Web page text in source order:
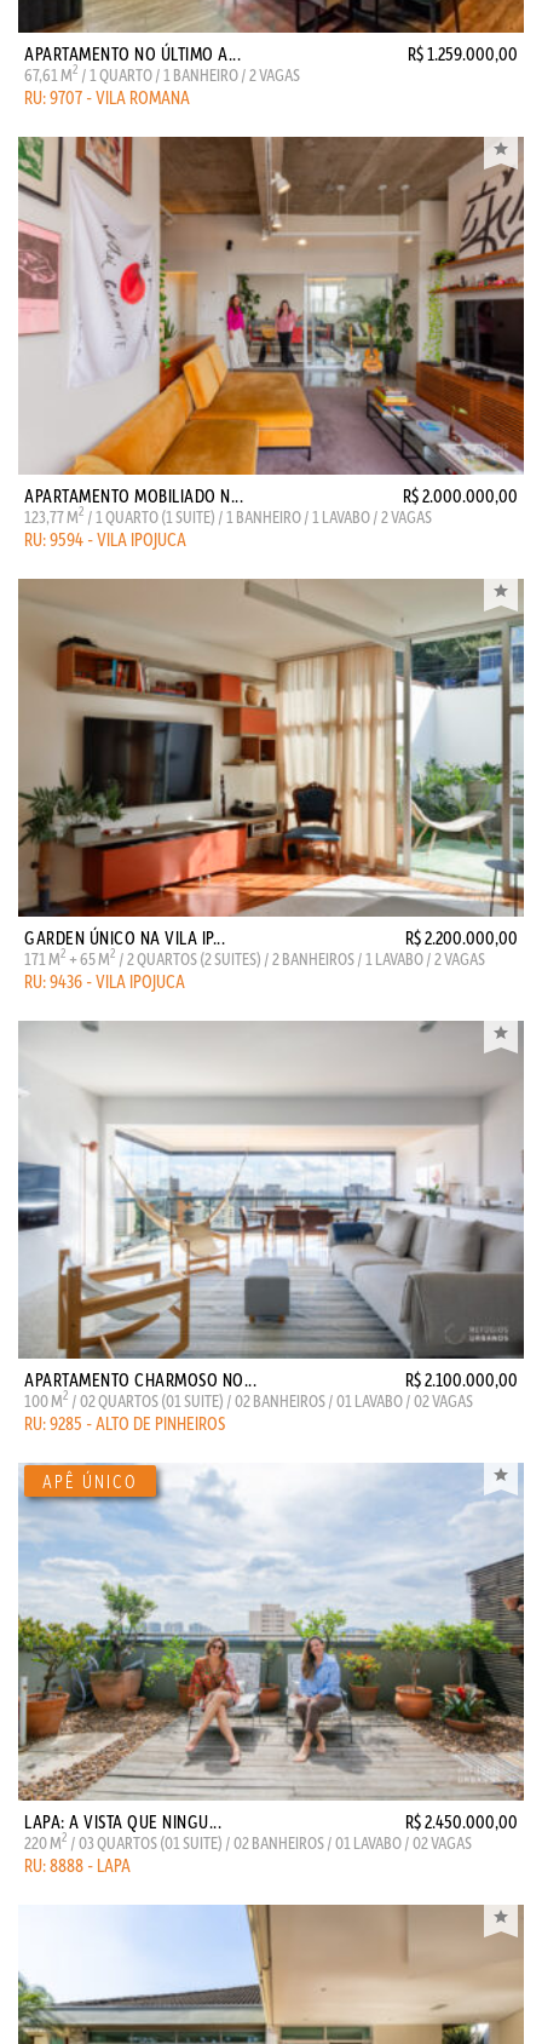
APARTAMENTO NO ÚLTIMO A... R$ 1.259.000,00
67,61 M2 / 1 QUARTO / 1 BANHEIRO / 2 VAGAS
RU: 9707 - VILA ROMANA
APARTAMENTO MOBILIADO N... R$ 2.000.000,00
123,77 M2 / 1 QUARTO (1 SUITE) / 1 BANHEIRO / 1 LAVABO / 2 VAGAS
RU: 9594 - VILA IPOJUCA
GARDEN ÚNICO NA VILA IP... R$ 2.200.000,00
171 M2 + 65 M2 / 2 QUARTOS (2 SUITES) / 2 BANHEIROS / 1 LAVABO / 2 VAGAS
RU: 9436 - VILA IPOJUCA
APARTAMENTO CHARMOSO NO... R$ 2.100.000,00
100 M2 / 02 QUARTOS (01 SUITE) / 02 BANHEIROS / 01 LAVABO / 02 VAGAS
RU: 9285 - ALTO DE PINHEIROS
LAPA: A VISTA QUE NINGU... R$ 2.450.000,00
220 M2 / 03 QUARTOS (01 SUITE) / 02 BANHEIROS / 01 LAVABO / 02 VAGAS
RU: 8888 - LAPA